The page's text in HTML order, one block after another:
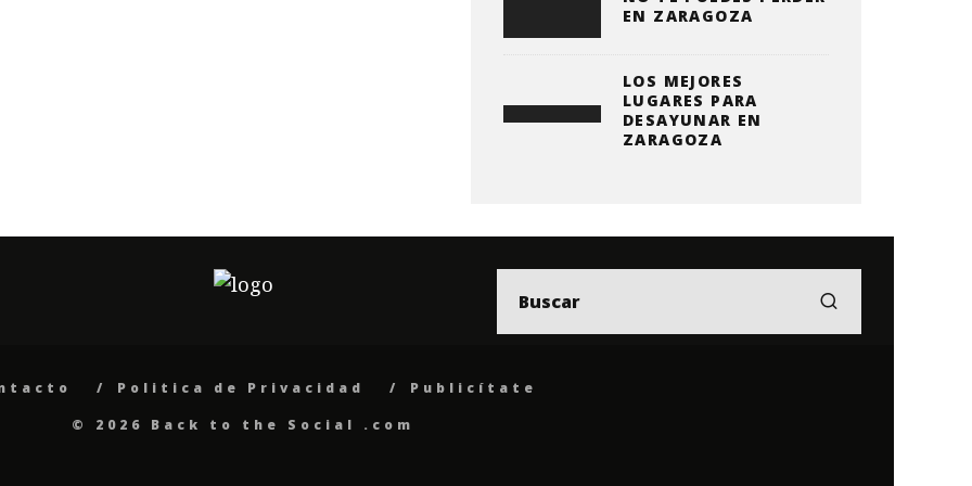
EN ZARAGOZA
LOS MEJORES
LUGARES PARA
DESAYUNAR EN
ZARAGOZA
Politica de Privacidad
Publicítate
© 2026 Back to the Social .com